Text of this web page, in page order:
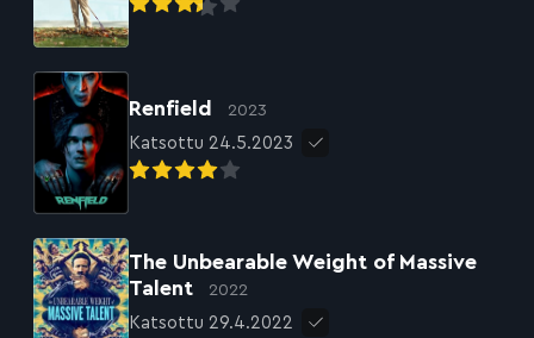
Renfield 2023
Katsottu 24.5.2023
The Unbearable Weight of Massive
Talent
2022
Katsottu 29.4.2022